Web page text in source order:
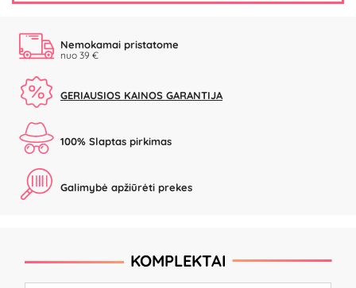
Nemokamai pristatome
nuo 39 €
GERIAUSIOS KAINOS GARANTIJA
100% Slaptas pirkimas
Galimybė apžiūrėti prekes
KOMPLEKTAI